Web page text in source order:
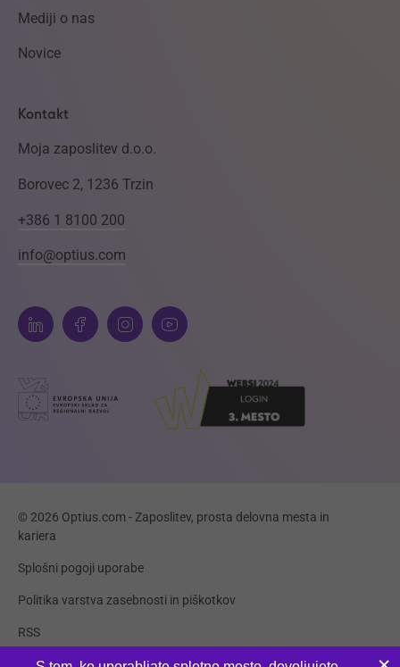
Mediji o nas
Novice
Kontakt
Moja zaposlitev d.o.o.
Borovec 2, 1236 Trzin
+386 1 8100 200
info@optius.com
© 2026 Optius.com - Zaposlitev, prosta delovna mesta in
kariera
Splošni pogoji uporabe
Politika varstva zasebnosti in piškotkov
RSS